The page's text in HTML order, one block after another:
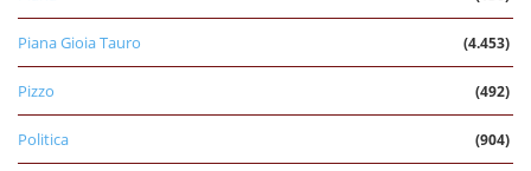
Piana Gioia Tauro (4.453)
Pizzo (492)
Politica (904)